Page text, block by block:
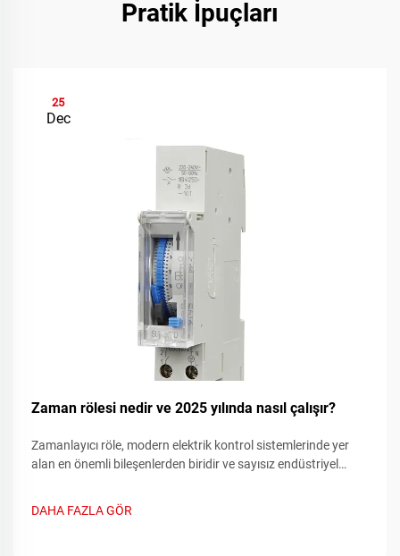
Pratik İpuçları
25
Dec
Zaman rölesi nedir ve 2025 yılında nasıl çalışır?
Zamanlayıcı röle, modern elektrik kontrol sistemlerinde yer
alan en önemli bileşenlerden biridir ve sayısız endüstriyel
gelişmiş cihazlar geleneksel röle anahtarlama yeteneklerini...
DAHA FAZLA GÖR